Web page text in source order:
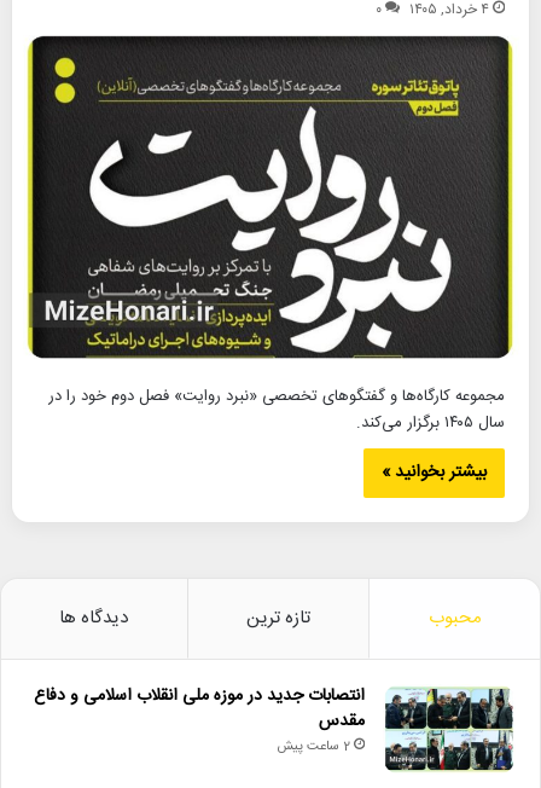
۴ خرداد, ۱۴۰۵ ۰
مجموعه کارگاه‌ها و گفتگوهای تخصصی «نبرد روایت» فصل دوم خود را در
سال ۱۴۰۵ برگزار می‌کند.
بیشتر بخوانید »
محبوب تازه ترین دیدگاه ها
انتصابات جدید در موزه ملی انقلاب اسلامی و دفاع
مقدس
2 ساعت پیش